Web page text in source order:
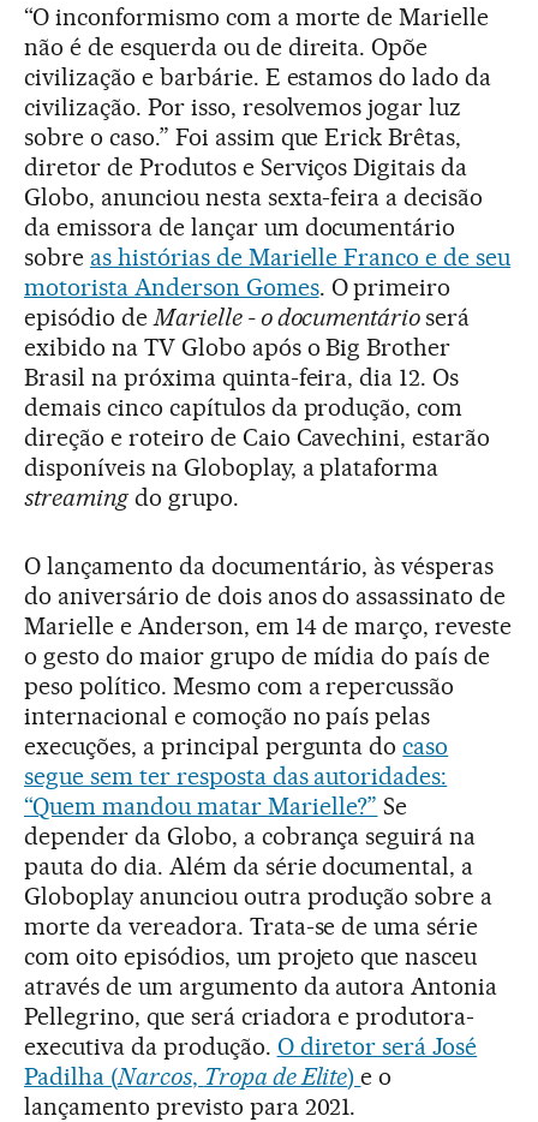
“O inconformismo com a morte de Marielle
não é de esquerda ou de direita. Opõe
civilização e barbárie. E estamos do lado da
civilização. Por isso, resolvemos jogar luz
sobre o caso.” Foi assim que Erick Brêtas,
diretor de Produtos e Serviços Digitais da
Globo, anunciou nesta sexta-feira a decisão
da emissora de lançar um documentário
sobre as histórias de Marielle Franco e de seu
motorista Anderson Gomes. O primeiro
episódio deMarielle - o documentárioserá
exibido na TV Globo após o Big Brother
Brasil na próxima quinta-feira, dia 12. Os
demais cinco capítulos da produção, com
direção e roteiro de Caio Cavechini, estarão
disponíveis na Globoplay, a plataforma
streamingdo grupo.
O lançamento da documentário, às vésperas
do aniversário de dois anos do assassinato de
Marielle e Anderson, em 14 de março, reveste
o gesto do maior grupo de mídia do país de
peso político. Mesmo com a repercussão
internacional e comoção no país pelas
execuções, a principal pergunta docaso
segue sem ter resposta das autoridades:
“Quem mandou matar Marielle?” Se
depender da Globo, a cobrança seguirá na
pauta do dia. Além da série documental, a
Globoplay anunciou outra produção sobre a
morte da vereadora. Trata-se de uma série
com oito episódios, um projeto que nasceu
através de um argumento da autora Antonia
Pellegrino, que será criadora e produtora-
executiva da produção. O diretor será José
Padilha (Narcos, Tropa de Elite)e o
lançamento previsto para 2021.